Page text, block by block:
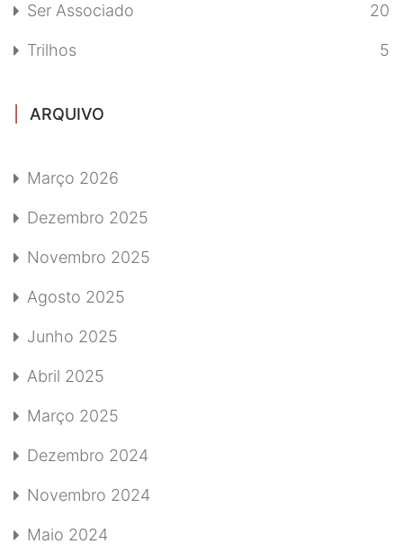
Ser Associado 20
Trilhos 5
ARQUIVO
Março 2026
Dezembro 2025
Novembro 2025
Agosto 2025
Junho 2025
Abril 2025
Março 2025
Dezembro 2024
Novembro 2024
Maio 2024